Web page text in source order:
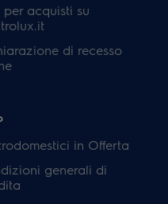
per acquisti su
di recesso
in Offerta
generali di